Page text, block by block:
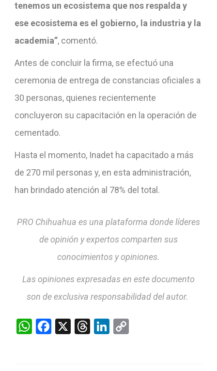
tenemos un ecosistema que nos respalda y
ese ecosistema es el gobierno, la industria y la
academia”, comentó.
Antes de concluir la firma, se efectuó una
ceremonia de entrega de constancias oficiales a
30 personas, quienes recientemente
concluyeron su capacitación en la operación de
cementado.
Hasta el momento, Inadet ha capacitado a más
de 270 mil personas y, en esta administración,
han brindado atención al 78% del total.
PRO Chihuahua es una plataforma donde líderes
de opinión y expertos comparten sus
conocimientos y opiniones.
Las opiniones expresadas en este documento
son de exclusiva responsabilidad del autor.
WhatsApp
Facebook
X Threads
LinkedIn